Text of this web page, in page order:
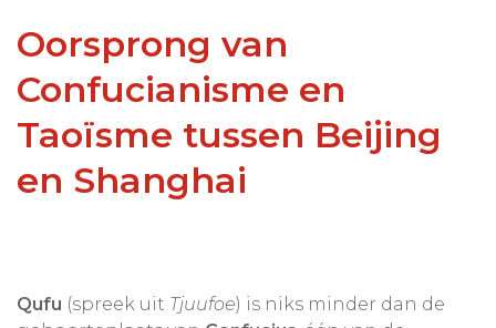
Oorsprong van
Confucianisme en
Taoïsme tussen Beijing
en Shanghai
Qufu (spreek uit Tjuufoe) is niks minder dan de